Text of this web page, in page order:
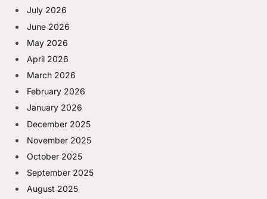
July 2026
June 2026
May 2026
April 2026
March 2026
February 2026
January 2026
December 2025
November 2025
October 2025
September 2025
August 2025